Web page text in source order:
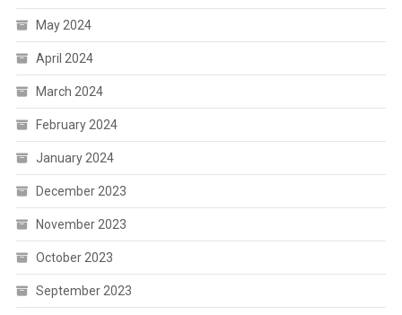
May 2024
April 2024
March 2024
February 2024
January 2024
December 2023
November 2023
October 2023
September 2023